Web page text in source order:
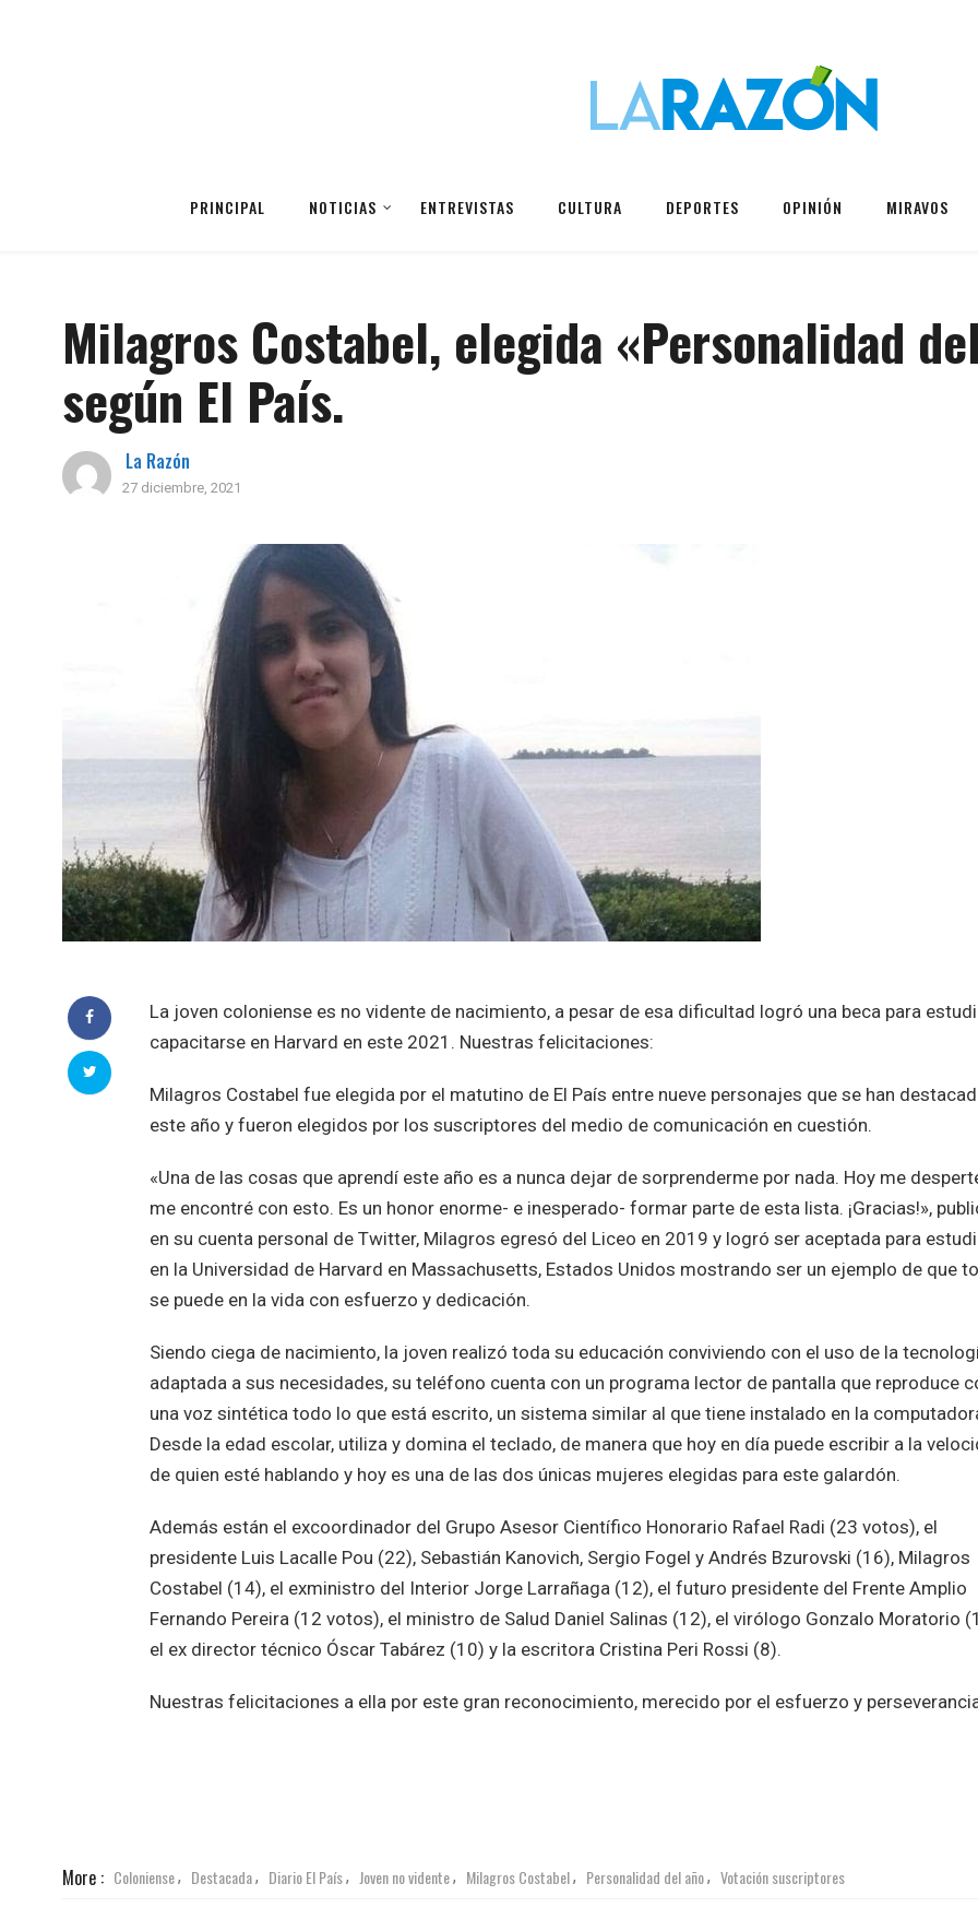
PRINCIPAL NOTICIAS ENTREVISTAS CULTURA DEPORTES OPINIÓN MIRAVOS
Milagros Costabel, elegida «Personalidad
según El País.
La Razón
27 diciembre, 2021
La joven coloniense es no vidente de nacimiento, a pesar de esa dificultad logró una beca para
capacitarse en Harvard en este 2021. Nuestras felicitaciones:
Milagros Costabel fue elegida por el matutino de El País entre nueve personajes que se han
este año y fueron elegidos por los suscriptores del medio de comunicación en cuestión.
«Una de las cosas que aprendí este año es a nunca dejar de sorprenderme por nada. Hoy me
me encontré con esto. Es un honor enorme- e inesperado- formar parte de esta lista. ¡Gracias!»,
en su cuenta personal de Twitter, Milagros egresó del Liceo en 2019 y logró ser aceptada para
en la Universidad de Harvard en Massachusetts, Estados Unidos mostrando ser un ejemplo de que
se puede en la vida con esfuerzo y dedicación.
Siendo ciega de nacimiento, la joven realizó toda su educación conviviendo con el uso de la
adaptada a sus necesidades, su teléfono cuenta con un programa lector de pantalla que reproduce
una voz sintética todo lo que está escrito, un sistema similar al que tiene instalado en la
Desde la edad escolar, utiliza y domina el teclado, de manera que hoy en día puede escribir a la
de quien esté hablando y hoy es una de las dos únicas mujeres elegidas para este galardón.
Además están el excoordinador del Grupo Asesor Científico Honorario Rafael Radi (23 votos), el
presidente Luis Lacalle Pou (22), Sebastián Kanovich, Sergio Fogel y Andrés Bzurovski (16), Milagros
Costabel (14), el exministro del Interior Jorge Larrañaga (12), el futuro presidente del Frente Amplio
Fernando Pereira (12 votos), el ministro de Salud Daniel Salinas (12), el virólogo Gonzalo Moratorio
el ex director técnico Óscar Tabárez (10) y la escritora Cristina Peri Rossi (8).
Nuestras felicitaciones a ella por este gran reconocimiento, merecido por el esfuerzo y
More : Coloniense, Destacada, Diario El País, Joven no vidente, Milagros Costabel, Personalidad del año, Votación suscriptores